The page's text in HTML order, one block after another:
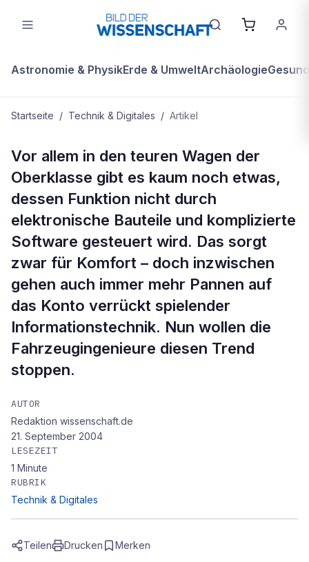
Astronomie & PhysikErde & UmweltArchäologie
Startseite / Technik & Digitales / Artikel
Verflixte Elektronik
Vor allem in den teuren Wagen der
Oberklasse gibt es kaum noch etwas,
dessen Funktion nicht durch
elektronische Bauteile und komplizierte
Software gesteuert wird. Das sorgt
zwar für Komfort – doch inzwischen
gehen auch immer mehr Pannen auf
das Konto verrückt spielender
Informationstechnik. Nun wollen die
Fahrzeugingenieure diesen Trend
stoppen.
AUTOR
Redaktion wissenschaft.de
21. September 2004
LESEZEIT
1 Minute
RUBRIK
Technik & Digitales
Teilen Drucken Merken